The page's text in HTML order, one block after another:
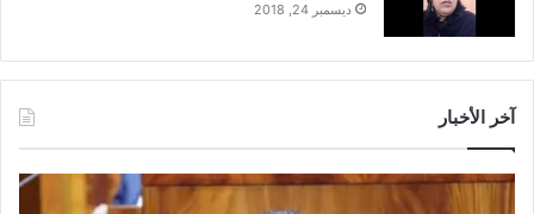
ديسمبر 24, 2018
آخر الأخبار